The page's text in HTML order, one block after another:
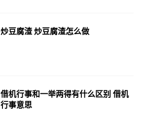
炒豆腐渣 炒豆腐渣怎么做
借机行事和一举两得有什么区别 借机
行事意思